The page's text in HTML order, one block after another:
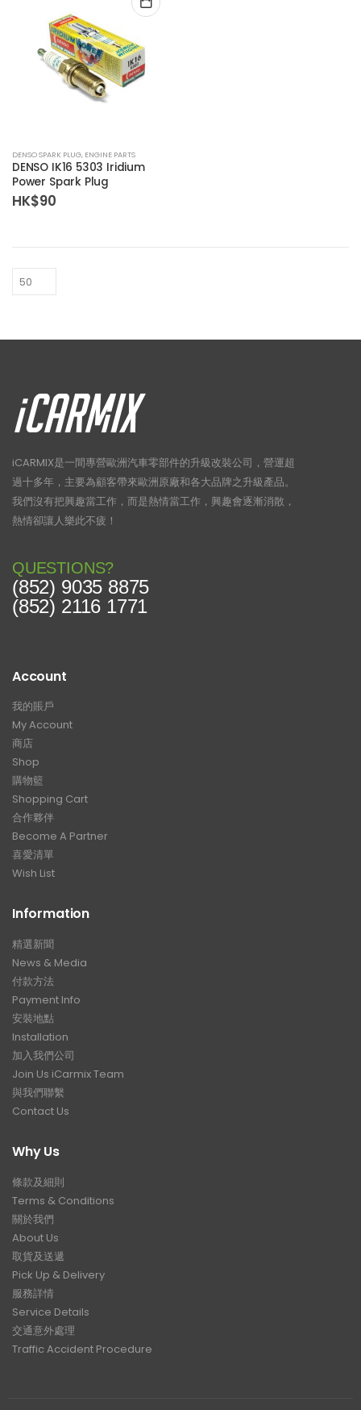
DENSO SPARK PLUG, ENGINE PARTS
DENSO IK16 5303 Iridium
Power Spark Plug
HK$90
iCARMIX是一間專營歐洲汽車零部件的升級改裝公司，營運超
過十多年，主要為顧客帶來歐洲原廠和各大品牌之升級產品。
我們沒有把興趣當工作，而是熱情當工作，興趣會逐漸消散，
熱情卻讓人樂此不疲！
QUESTIONS?
(852) 9035 8875
(852) 2116 1771
Account
我的賬戶
My Account
商店
Shop
購物籃
Shopping Cart
合作夥伴
Become A Partner
喜愛清單
Wish List
Information
精選新聞
News & Media
付款方法
Payment Info
安裝地點
Installation
加入我們公司
Join Us iCarmix Team
與我們聯繫
Contact Us
Why Us
條款及細則
Terms & Conditions
關於我們
About Us
取貨及送遞
Pick Up & Delivery
服務詳情
Service Details
交通意外處理
Traffic Accident Procedure